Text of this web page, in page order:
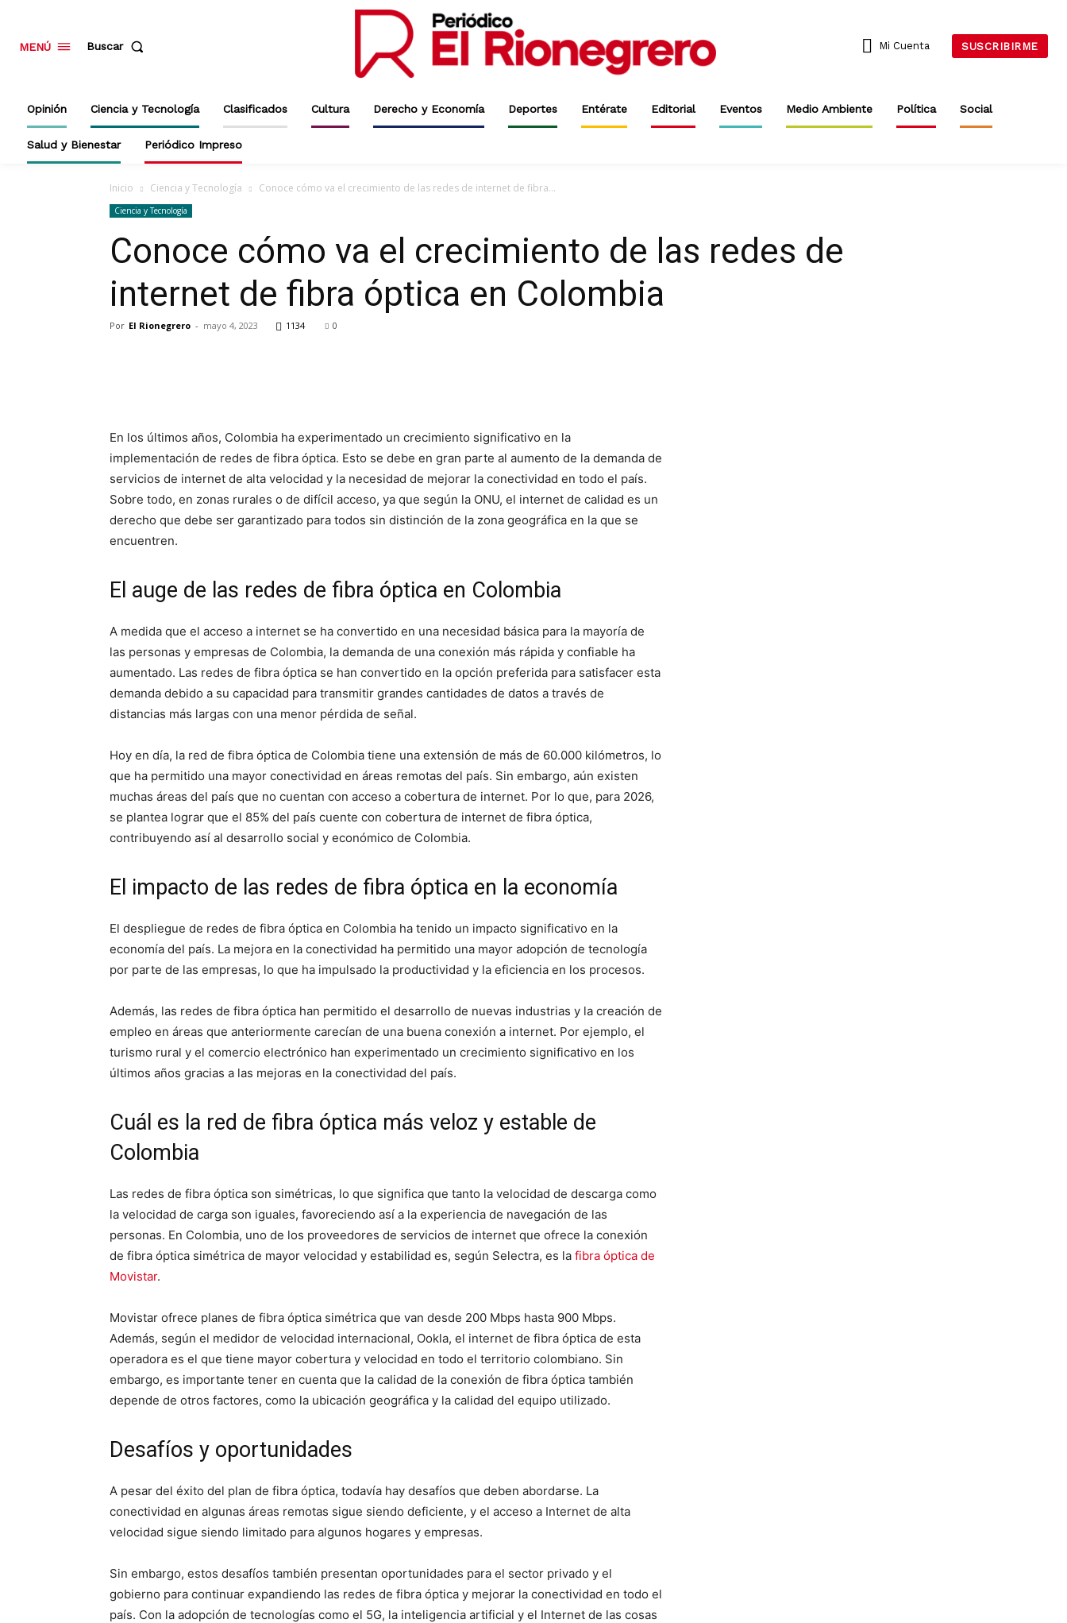
MENÚ Buscar Mi Cuenta SUSCRIBIRME
Opinión Ciencia y Tecnología Clasificados Cultura Derecho y Economía Deportes Entérate Editorial Eventos Medio Ambiente Política Social
Salud y Bienestar Periódico Impreso
Inicio Ciencia y Tecnología Conoce cómo va el crecimiento de las redes de internet de fibra...
Ciencia y Tecnología
Conoce cómo va el crecimiento de las redes de
internet de fibra óptica en Colombia
Por El Rionegrero - mayo 4, 2023 1134 0
En los últimos años, Colombia ha experimentado un crecimiento significativo en la
implementación de redes de fibra óptica. Esto se debe en gran parte al aumento de la demanda de
servicios de internet de alta velocidad y la necesidad de mejorar la conectividad en todo el país.
Sobre todo, en zonas rurales o de difícil acceso, ya que según la ONU, el internet de calidad es un
derecho que debe ser garantizado para todos sin distinción de la zona geográfica en la que se
encuentren.
El auge de las redes de fibra óptica en Colombia
A medida que el acceso a internet se ha convertido en una necesidad básica para la mayoría de
las personas y empresas de Colombia, la demanda de una conexión más rápida y confiable ha
aumentado. Las redes de fibra óptica se han convertido en la opción preferida para satisfacer esta
demanda debido a su capacidad para transmitir grandes cantidades de datos a través de
distancias más largas con una menor pérdida de señal.
Hoy en día, la red de fibra óptica de Colombia tiene una extensión de más de 60.000 kilómetros, lo
que ha permitido una mayor conectividad en áreas remotas del país. Sin embargo, aún existen
muchas áreas del país que no cuentan con acceso a cobertura de internet. Por lo que, para 2026,
se plantea lograr que el 85% del país cuente con cobertura de internet de fibra óptica,
contribuyendo así al desarrollo social y económico de Colombia.
El impacto de las redes de fibra óptica en la economía
El despliegue de redes de fibra óptica en Colombia ha tenido un impacto significativo en la
economía del país. La mejora en la conectividad ha permitido una mayor adopción de tecnología
por parte de las empresas, lo que ha impulsado la productividad y la eficiencia en los procesos.
Además, las redes de fibra óptica han permitido el desarrollo de nuevas industrias y la creación de
empleo en áreas que anteriormente carecían de una buena conexión a internet. Por ejemplo, el
turismo rural y el comercio electrónico han experimentado un crecimiento significativo en los
últimos años gracias a las mejoras en la conectividad del país.
Cuál es la red de fibra óptica más veloz y estable de
Colombia
Las redes de fibra óptica son simétricas, lo que significa que tanto la velocidad de descarga como
la velocidad de carga son iguales, favoreciendo así a la experiencia de navegación de las
personas. En Colombia, uno de los proveedores de servicios de internet que ofrece la conexión
de fibra óptica simétrica de mayor velocidad y estabilidad es, según Selectra, es la fibra óptica de
Movistar.
Movistar ofrece planes de fibra óptica simétrica que van desde 200 Mbps hasta 900 Mbps.
Además, según el medidor de velocidad internacional, Ookla, el internet de fibra óptica de esta
operadora es el que tiene mayor cobertura y velocidad en todo el territorio colombiano. Sin
embargo, es importante tener en cuenta que la calidad de la conexión de fibra óptica también
depende de otros factores, como la ubicación geográfica y la calidad del equipo utilizado.
Desafíos y oportunidades
A pesar del éxito del plan de fibra óptica, todavía hay desafíos que deben abordarse. La
conectividad en algunas áreas remotas sigue siendo deficiente, y el acceso a Internet de alta
velocidad sigue siendo limitado para algunos hogares y empresas.
Sin embargo, estos desafíos también presentan oportunidades para el sector privado y el
gobierno para continuar expandiendo las redes de fibra óptica y mejorar la conectividad en todo el
país. Con la adopción de tecnologías como el 5G, la inteligencia artificial y el Internet de las cosas